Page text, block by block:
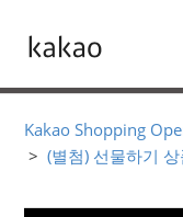
Kakao Shopping
(별첨) 선물하기